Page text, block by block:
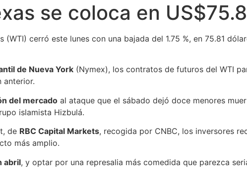
se coloca en
(WTI) cerró este lunes con una bajada del 1.75 %, en 75.81
de Nueva York (Nymex), los contratos de futuros del WTI
anterior.
del mercado al ataque que el sábado dejó doce menores
islamista Hizbulá.
de RBC Capital Markets, recogida por CNBC, los inversores
más amplio.
abril, y optar por una represalia más comedida que parezca